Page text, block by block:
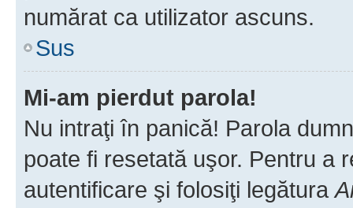
numărat ca utilizator ascuns.
Sus
Mi-am pierdut parola!
Nu intraţi în panică! Parola
poate fi resetată uşor. Pentru a
autentificare şi folosiţi legătura